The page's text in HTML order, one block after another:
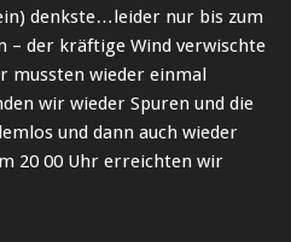
denkste…leider nur bis zum
– der kräftige Wind verwischte
mussten wieder einmal
wir wieder Spuren und die
und dann auch wieder
20 00 Uhr erreichten wir